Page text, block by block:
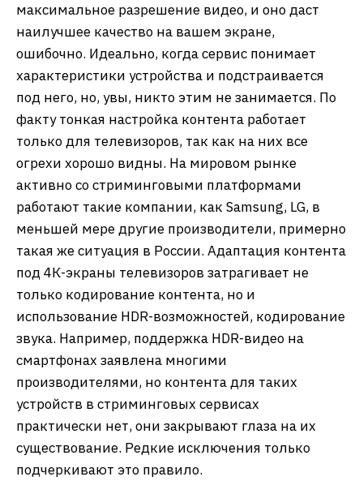
максимальное разрешение видео, и оно даст
наилучшее качество на вашем экране,
ошибочно. Идеально, когда сервис понимает
характеристики устройства и подстраивается
под него, но, увы, никто этим не занимается. По
факту тонкая настройка контента работает
только для телевизоров, так как на них все
огрехи хорошо видны. На мировом рынке
активно со стриминговыми платформами
работают такие компании, как Samsung, LG, в
меньшей мере другие производители, примерно
такая же ситуация в России. Адаптация контента
под 4К-экраны телевизоров затрагивает не
только кодирование контента, но и
использование HDR-возможностей, кодирование
звука. Например, поддержка HDR-видео на
смартфонах заявлена многими
производителями, но контента для таких
устройств в стриминговых сервисах
практически нет, они закрывают глаза на их
существование. Редкие исключения только
подчеркивают это правило.